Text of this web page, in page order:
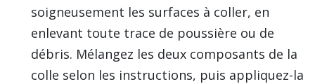
soigneusement les surfaces à coller, en
enlevant toute trace de poussière ou de
débris. Mélangez les deux composants de la
colle selon les instructions, puis appliquez-la